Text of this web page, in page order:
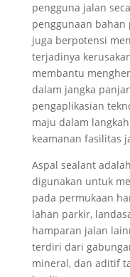
pengguna jalan
penggunaan
juga berpotensi
terjadinya
membantu
dalam jangka
pengaplikasian
maju dalam
keamanan fasilitas
Aspal sealant
digunakan untuk
pada permukaan
lahan parkir,
hamparan jalan
terdiri dari
mineral, dan aditif